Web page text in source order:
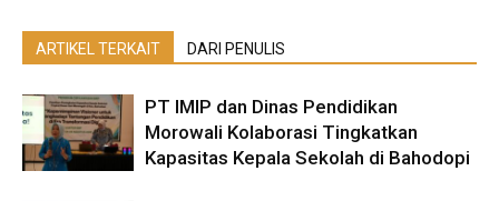
ARTIKEL TERKAIT DARI PENULIS
PT IMIP dan Dinas Pendidikan
Morowali Kolaborasi Tingkatkan
Kapasitas Kepala Sekolah di Bahodopi